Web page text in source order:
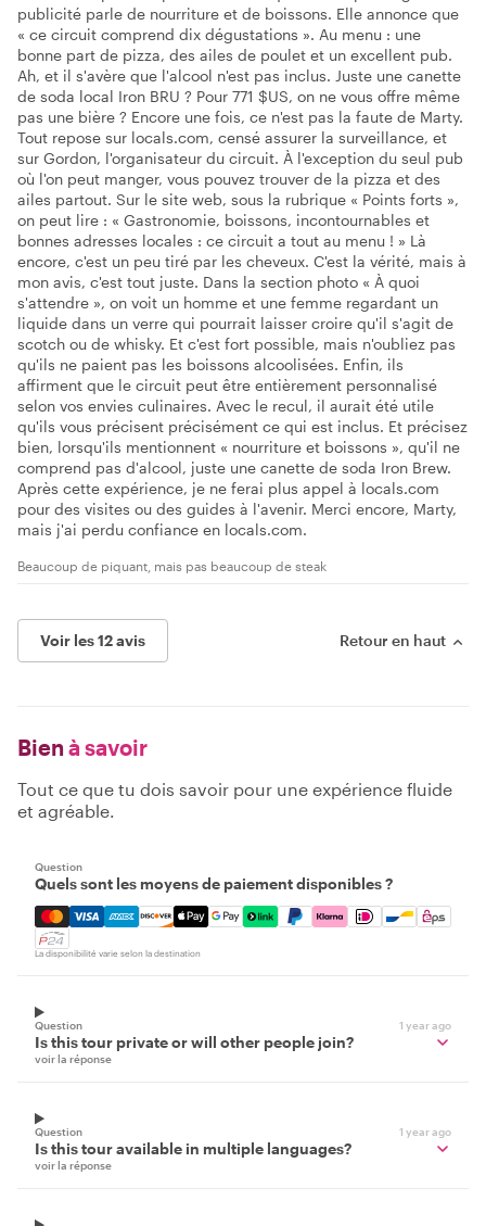
publicité parle de nourriture et de boissons. Elle annonce que
« ce circuit comprend dix dégustations ». Au menu : une
bonne part de pizza, des ailes de poulet et un excellent pub.
Ah, et il s'avère que l'alcool n'est pas inclus. Juste une canette
de soda local Iron BRU ? Pour 771 $US, on ne vous offre même
pas une bière ? Encore une fois, ce n'est pas la faute de Marty.
Tout repose sur locals.com, censé assurer la surveillance, et
sur Gordon, l'organisateur du circuit. À l'exception du seul pub
où l'on peut manger, vous pouvez trouver de la pizza et des
ailes partout. Sur le site web, sous la rubrique « Points forts »,
on peut lire : « Gastronomie, boissons, incontournables et
bonnes adresses locales : ce circuit a tout au menu ! » Là
encore, c'est un peu tiré par les cheveux. C'est la vérité, mais à
mon avis, c'est tout juste. Dans la section photo « À quoi
s'attendre », on voit un homme et une femme regardant un
liquide dans un verre qui pourrait laisser croire qu'il s'agit de
scotch ou de whisky. Et c'est fort possible, mais n'oubliez pas
qu'ils ne paient pas les boissons alcoolisées. Enfin, ils
affirment que le circuit peut être entièrement personnalisé
selon vos envies culinaires. Avec le recul, il aurait été utile
qu'ils vous précisent précisément ce qui est inclus. Et précisez
bien, lorsqu'ils mentionnent « nourriture et boissons », qu'il ne
comprend pas d'alcool, juste une canette de soda Iron Brew.
Après cette expérience, je ne ferai plus appel à locals.com
pour des visites ou des guides à l'avenir. Merci encore, Marty,
mais j'ai perdu confiance en locals.com.
Beaucoup de piquant, mais pas beaucoup de steak
Voir les 12 avis Retour en haut
Bien à savoir
Tout ce que tu dois savoir pour une expérience fluide
et agréable.
Question
Quels sont les moyens de paiement disponibles ?
Mastercard, Visa, Amex, Discover, Apple Pay, Google
La disponibilité varie selon la destination
Question 1 year ago
Is this tour private or will other people join?
voir la réponse
Question 1 year ago
Is this tour available in multiple languages?
voir la réponse